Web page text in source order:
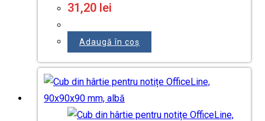
31,20 lei
Adaugă în coș